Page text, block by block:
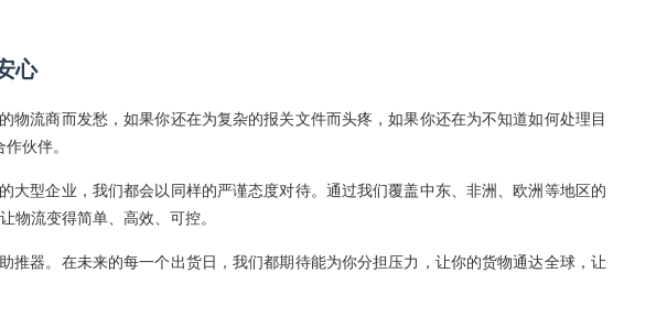
心
物流商而发愁，如果你还在为复杂的报关文件而头疼，如果你还在为不知道如何处理目
伙伴。
大型企业，我们都会以同样的严谨态度对待。通过我们覆盖中东、非洲、欧洲等地区的
物流变得简单、高效、可控。
推器。在未来的每一个出货日，我们都期待能为你分担压力，让你的货物通达全球，让